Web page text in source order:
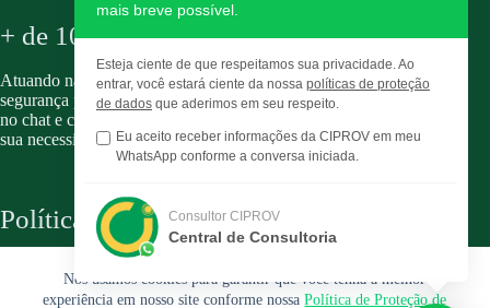
Nós usamos cookies para garantir que você tenha a melhor
experiência em nosso site conforme nossaPolítica de Proteção de
+ de 10 anos
Atuando na Proteção Veicular fornecendo tranquilidade e
segurança para associados e parceiros. Entre em contato pelo
no chat e confira nossos planos personalizados, adaptados a
sua necessidade e ao seu perfil.
Política LGPD
Política de Privacidade
Direitos de Imagens:
freepik.com
mais breve possível.
Esteja ciente de que respeitamos sua privacidade. Ao
entrar, você estará ciente da nossa políticas de proteção
de dados que aderimos em seu respeito.
Eu aceito receber informações da CIPROV em meu
WhatsApp conforme a conversa iniciada.
Consultor CIPROV
Central de Consultoria